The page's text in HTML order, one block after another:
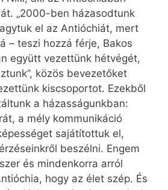
„2000-ben házasodtunk
el az An­ti­ó­chi­át, mert
– teszi hozzá férje, Bakos
együtt vezettünk hétvégét,
közös bevezetőket
kiscsoportot. Ezekből
a házasságunkban:
a mély kommunikáció
sajátítottuk el,
beszélni. Engem
és mindenkorra arról
hogy az élet szép. És